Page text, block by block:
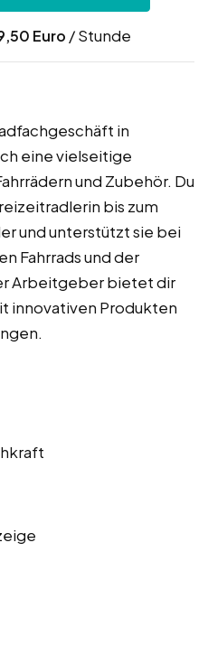
Euro / Stunde
in
eine vielseitige
und Zubehör. Du
bis zum
und unterstützt sie bei
Fahrrads und der
Arbeitgeber bietet dir
innovativen Produkten